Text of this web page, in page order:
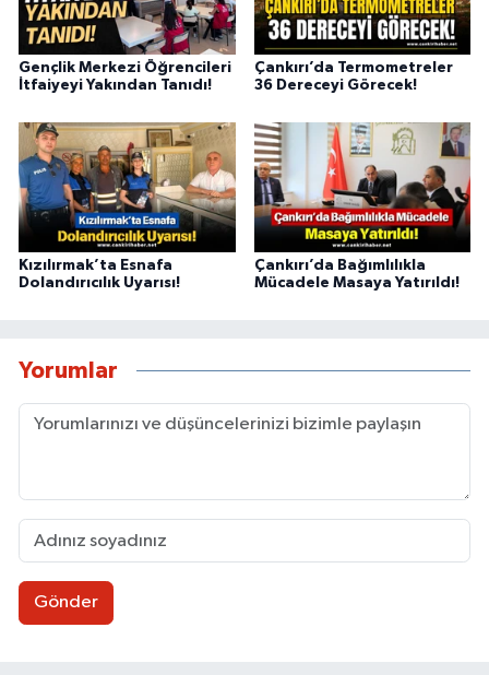
Gençlik Merkezi Öğrencileri
İtfaiyeyi Yakından Tanıdı!
Çankırı’da Termometreler
36 Dereceyi Görecek!
Kızılırmak’ta Esnafa
Dolandırıcılık Uyarısı!
Çankırı’da Bağımlılıkla
Mücadele Masaya Yatırıldı!
Yorumlar
Gönder